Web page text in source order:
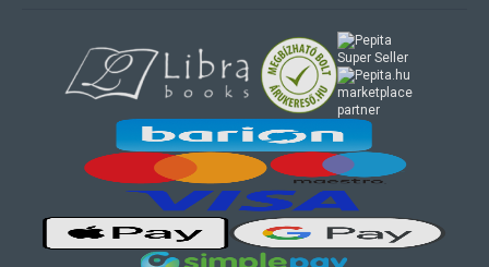
marketplace
partner